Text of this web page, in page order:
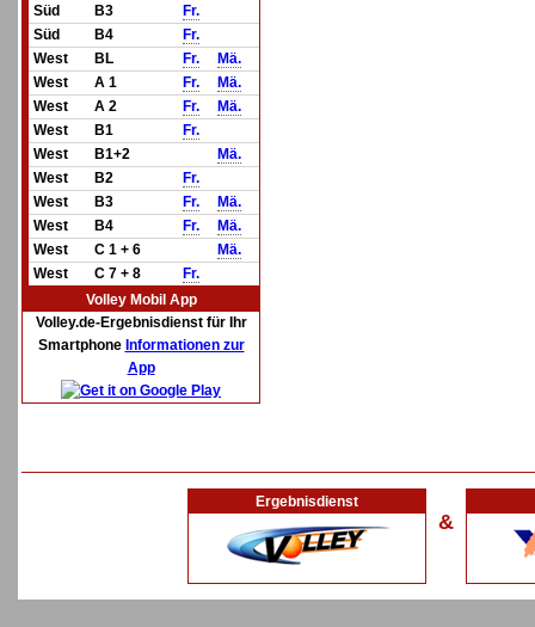
Süd
B3
Fr.
Süd
B4
Fr.
West
BL Fr.
Mä.
West
A 1 Fr.
Mä.
West
A 2 Fr.
Mä.
West
B1
Fr.
West
B1+2
Mä.
West
B2
Fr.
West
B3 Fr.
Mä.
West
B4 Fr.
Mä.
West
C 1 + 6
Mä.
West
C 7 + 8
Fr.
Volley Mobil App
Volley.de-Ergebnisdienst für Ihr
Smartphone Informationen zur
App
Ergebnisdienst
&